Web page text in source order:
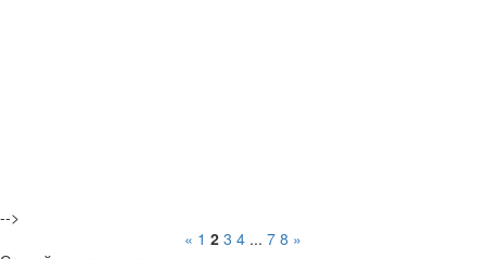
-->
« 1 2 3 4 ... 7 8 »